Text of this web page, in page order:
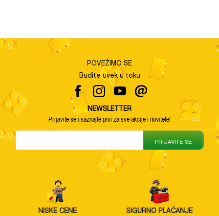
POVEŽIMO SE
Budite uvek u toku
NEWSLETTER
Prijavite se i saznajte prvi za sve akcije i novitete!
PRIJAVITE SE
NISKE CENE SIGURNO PLAĆANJE